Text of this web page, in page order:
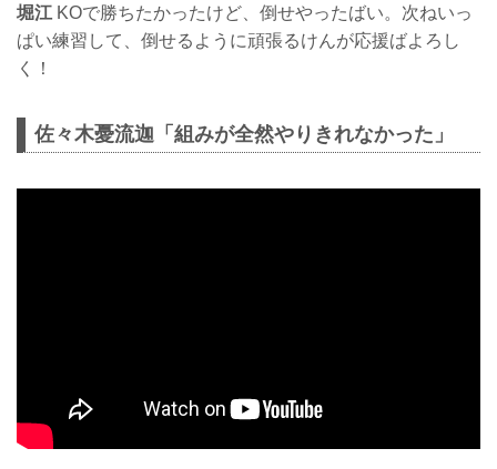
堀江 KOで勝ちたかったけど、倒せやったばい。次ねいっ
ぱい練習して、倒せるように頑張るけんが応援ばよろし
く！
佐々木憂流迦「組みが全然やりきれなかった」